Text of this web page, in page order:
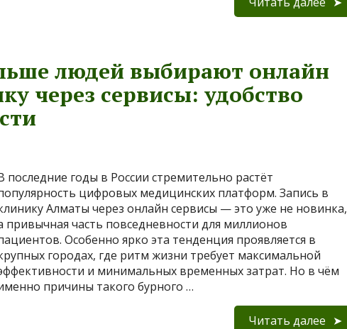
людей выбирают онлайн
через сервисы: удобство
последние годы в России стремительно растёт
цифровых медицинских платформ. Запись в
Алматы через онлайн сервисы — это уже не новинка,
привычная часть повседневности для миллионов
Особенно ярко эта тенденция проявляется в
городах, где ритм жизни требует максимальной
и минимальных временных затрат. Но в чём
причины такого бурного …
Читать далее